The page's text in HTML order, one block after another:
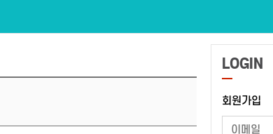
LOGIN
회원가입